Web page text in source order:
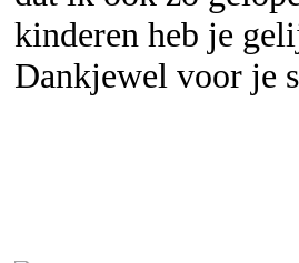
kinderen heb je
Dankjewel voor je